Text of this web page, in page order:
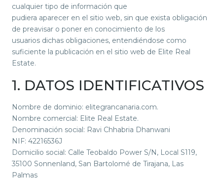
cualquier tipo de información que
pudiera aparecer en el sitio web, sin que exista obligación
de preavisar o poner en conocimiento de los
usuarios dichas obligaciones, entendiéndose como
suficiente la publicación en el sitio web de Elite Real
Estate.
1. DATOS IDENTIFICATIVOS
Nombre de dominio: elitegrancanaria.com.
Nombre comercial: Elite Real Estate.
Denominación social: Ravi Chhabria Dhanwani
NIF: 42216536J
Domicilio social: Calle Teobaldo Power S/N, Local S119,
35100 Sonnenland, San Bartolomé de Tirajana, Las
Palmas